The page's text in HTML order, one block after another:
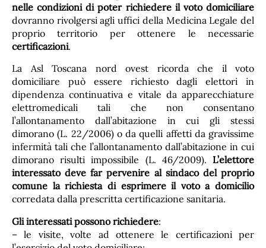
nelle condizioni di poter richiedere il voto domiciliare
dovranno rivolgersi agli uffici della Medicina Legale del
proprio territorio per ottenere le necessarie
certificazioni.
La Asl Toscana nord ovest ricorda che il voto
domiciliare può essere richiesto dagli elettori in
dipendenza continuativa e vitale da apparecchiature
elettromedicali tali che non consentano
l’allontanamento dall’abitazione in cui gli stessi
dimorano (L. 22/2006) o da quelli affetti da gravissime
infermità tali che l’allontanamento dall’abitazione in cui
dimorano risulti impossibile (L. 46/2009). L’elettore
interessato deve far pervenire al sindaco del proprio
comune la richiesta di esprimere il voto a domicilio
corredata dalla prescritta certificazione sanitaria.
Gli interessati possono richiedere:
– le visite, volte ad ottenere le certificazioni per